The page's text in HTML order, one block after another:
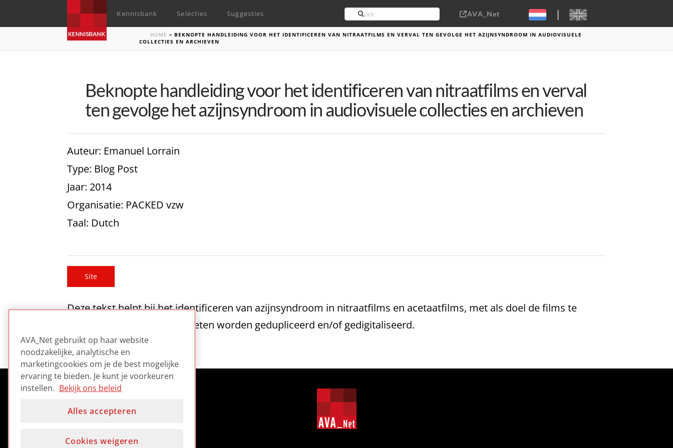
Kennisbank Selecties Suggesties Search AVA_Net | Sebastiaan ter Burg, CC-BY-2.0
HOME »BEKNOPTE HANDLEIDING VOOR HET IDENTIFICEREN VAN NITRAATFILMS EN VERVAL TEN GEVOLGE HET AZIJNSYNDROOM IN AUDIOVISUELE
COLLECTIES EN ARCHIEVEN
Beknopte handleiding voor het identificeren van nitraatfilms en verval
ten gevolge het azijnsyndroom in audiovisuele collecties en archieven
Auteur: Emanuel Lorrain
Type: Blog Post
Jaar: 2014
Organisatie: PACKED vzw
Taal: Dutch
Site
Deze tekst helpt bij het identificeren van azijnsyndroom in nitraatfilms en acetaatfilms, met als doel de films te
selecteren die dringend moeten worden gedupliceerd en/of gedigitaliseerd.
AVA_Net gebruikt op haar website
noodzakelijke, analytische en
marketingcookies om je de best mogelijke
ervaring te bieden. Je kunt je voorkeuren
instellen. Bekijk ons beleid
Alles accepteren
Cookies weigeren